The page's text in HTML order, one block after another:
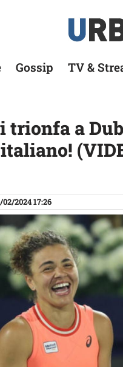
Gossip TV &
trionfa a
02/2024 17:26